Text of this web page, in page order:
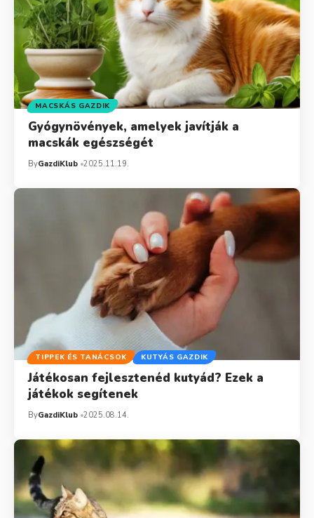
MACSKÁS GAZDIK
Gyógynövények, amelyek javítják a
macskák egészségét
ByGazdiKlub 2025.11.19.
TIPPEK ÉS TANÁCSOK KUTYÁS GAZDIK
Játékosan fejlesztenéd kutyád? Ezek a
játékok segítenek
ByGazdiKlub 2025.08.14.